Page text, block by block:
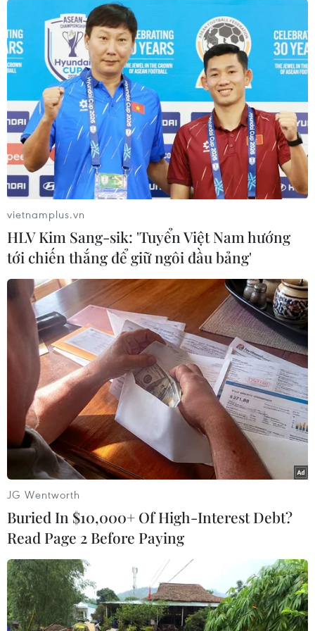
#Bệnh viện Hữu nghị Việt Đức
#Cắt cụt
#Ca phẫu thuật Bắc Ninh
Theo dõi VietnamPlus
TIN LIÊN QUAN
vietnamplus.vn
HLV Kim Sang-sik: 'Tuyển Việt Nam hướng
tới chiến thắng để giữ ngôi đầu bảng'
JG Wentworth
Buried In $10,000+ Of High-Interest Debt?
Read Page 2 Before Paying